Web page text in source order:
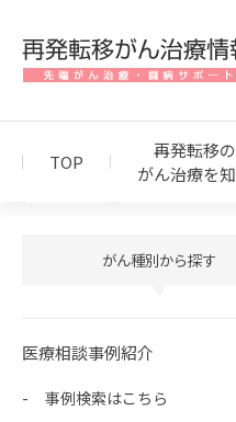
TOP
再発転移の
がん治療を
がん種別から探す
医療相談事例紹介
事例検索はこちら